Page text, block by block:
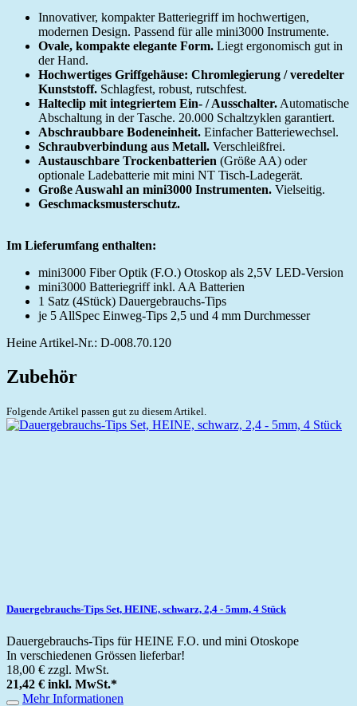
Innovativer, kompakter Batteriegriff im hochwertigen,
modernen Design. Passend für alle mini3000 Instrumente.
Ovale, kompakte elegante Form. Liegt ergonomisch gut in
der Hand.
Hochwertiges Griffgehäuse: Chromlegierung / veredelter
Kunststoff. Schlagfest, robust, rutschfest.
Halteclip mit integriertem Ein- / Ausschalter. Automatische
Abschaltung in der Tasche. 20.000 Schaltzyklen garantiert.
Abschraubbare Bodeneinheit. Einfacher Batteriewechsel.
Schraubverbindung aus Metall. Verschleißfrei.
Austauschbare Trockenbatterien (Größe AA) oder
optionale Ladebatterie mit mini NT Tisch-Ladegerät.
Große Auswahl an mini3000 Instrumenten. Vielseitig.
Geschmacksmusterschutz.
Im Lieferumfang enthalten:
mini3000 Fiber Optik (F.O.) Otoskop als 2,5V LED-Version
mini3000 Batteriegriff inkl. AA Batterien
1 Satz (4Stück) Dauergebrauchs-Tips
je 5 AllSpec Einweg-Tips 2,5 und 4 mm Durchmesser
Heine Artikel-Nr.: D-008.70.120
Zubehör
Folgende Artikel passen gut zu diesem Artikel.
Dauergebrauchs-Tips Set, HEINE, schwarz, 2,4 - 5mm, 4 Stück
Dauergebrauchs-Tips für HEINE F.O. und mini Otoskope
In verschiedenen Grössen lieferbar!
18,00 € zzgl. MwSt.
21,42 € inkl. MwSt.*
Mehr Informationen